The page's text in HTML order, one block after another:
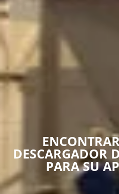
DESCARGADOR
PARA SU